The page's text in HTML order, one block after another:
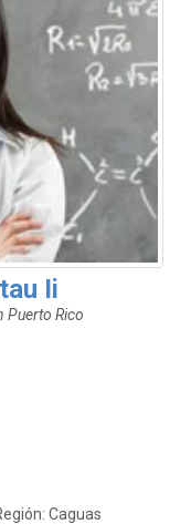
Ii
Puerto Rico
Caguas